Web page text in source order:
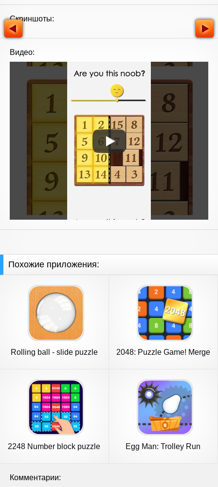
Скриншоты:
Видео:
Похожие приложения:
Rolling ball - slide puzzle
2048: Puzzle Game! Merge
2248 Number block puzzle
Egg Man: Trolley Run
Комментарии: